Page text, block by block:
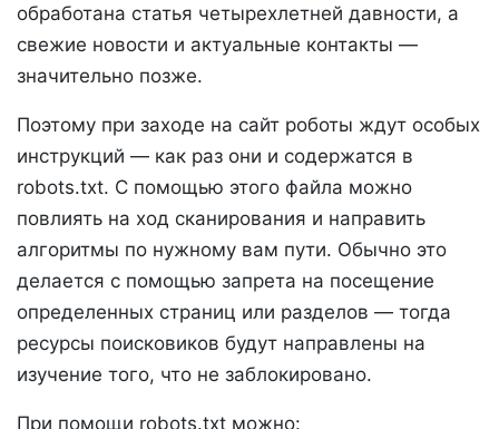
обработана статья четырехлетней давности, а
свежие новости и актуальные контакты —
значительно позже.
Поэтому при заходе на сайт роботы ждут особых
инструкций — как раз они и содержатся в
robots.txt. С помощью этого файла можно
повлиять на ход сканирования и направить
алгоритмы по нужному вам пути. Обычно это
делается с помощью запрета на посещение
определенных страниц или разделов — тогда
ресурсы поисковиков будут направлены на
изучение того, что не заблокировано.
При помощи robots.txt можно: